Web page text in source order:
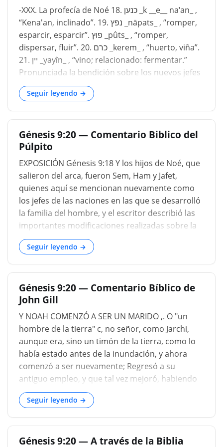
_marido _aparece por primera vez aquí, y apenas
parece adecuada, porque siempre se aplica al
hombre _casado _dice, como _esposa _es para la
mujer. La etimología del término mostrará
inmediatamente su propiedad cuando se aplique
a la _cabeza _de una familia. _Esposo _, [A.S.
el _vínculo _de la
-XXX. La profecía de Noé 18. כנען _k __e__ na‛an_ ,
“Kena'an, inclinado”. 19. נפץ _nāpats_ , “romper,
esparcir, esparcir”. פוּץ _pûts_ , “romper,
dispersar, fluir”. 20. כרם _kerem_ , “huerto, viña”.
21. יין _yayı̂n_ , “vino; relacionado: fermentar.”
Pronunciada la bendición sobre los nuevos jefes
del género humano y renovada la alianza con
ellos, estamos preparados para un nuevo
desarrollo de la acción humana. Esto aparece,
sin embargo, en la forma de un evento que es en
sí mismo un encuentro preliminar a la siguiente
etapa de los acontecimientos. La profecía
Seguir leyendo →
Génesis 9:20 — Comentario Biblico del
Púlpito
EXPOSICIÓN Génesis 9:18 Y los hijos de Noé, que
salieron del arca, fueron Sem, Ham y Jafet,
quienes aquí se mencionan nuevamente como
los jefes de las naciones en las que se desarrolló
la familia del hombre, y el escritor describió las
importantes modificaciones realizadas sobre la
ley de la naturaleza y el pacto de la gracia, y estar
ahora a punto de proceder con el curso de la
historia humana. La presente sección, que se
extiende a Génesis 9:27, generalmente se asigna
al autor jovístico (Tuch, Bleek, Kalisch, Colenso,
Kuenen), aunque por Davidson se le atribuye a
un supuesto redactor, con la excepción de la
presente cláusula, que se reconoce como la
contribución de los jovistas a la historia. El
motivo de esta distribución es la introducción
del nombre Jehová en...
Seguir leyendo →
Génesis 9:20 — Comentario Bíblico de
John Gill
Y NOAH COMENZÓ A SER UN MARIDO ,. O "un
hombre de la tierra" c, no señor, como Jarchi,
aunque era, sino un timón de la tierra, como lo
había estado antes de la inundación, y ahora
comenzó a ser nuevamente; Regresó a su
antiguo empleo, y que tal vez mejoró, habiendo
inventado, como dicen los judíos, instrumentos
de cría; Puede ser, el uso del arado, que hizo más
fácil la labranza del suelo; Fue experto en la
ganadería, como observa Aben Ezra, y que, como
él comenta, es una gran sabiduría; Y aunque era
Seguir leyendo →
Génesis 9:20 — A través de la Biblia